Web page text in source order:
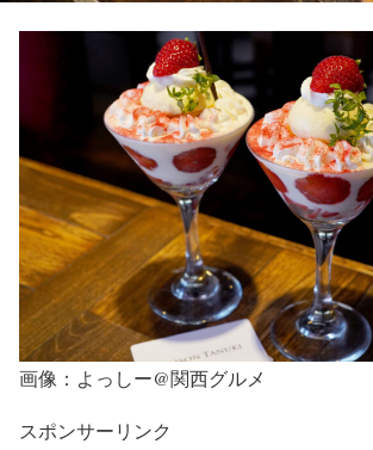
画像：よっしー@関西グルメ
スポンサーリンク